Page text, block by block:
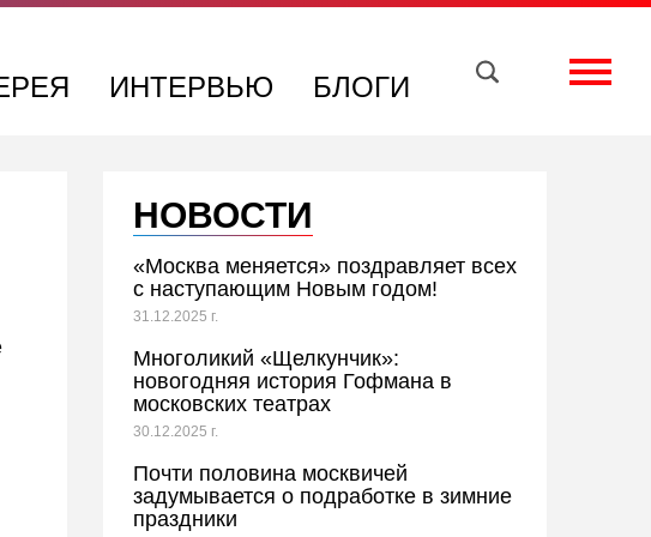
ИНТЕРВЬЮ БЛОГИ
НОВОСТИ
«Москва меняется» поздравляет всех
с наступающим Новым годом!
31.12.2025 г.
Многоликий «Щелкунчик»:
новогодняя история Гофмана в
московских театрах
30.12.2025 г.
Почти половина москвичей
задумывается о подработке в зимние
праздники